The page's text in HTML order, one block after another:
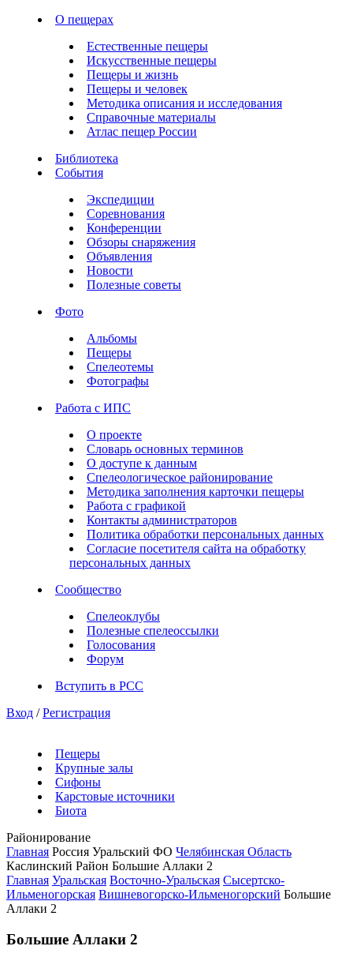
О пещерах
Естественные пещеры
Искусственные пещеры
Пещеры и жизнь
Пещеры и человек
Методика описания и исследования
Справочные материалы
Атлас пещер России
Библиотека
События
Экспедиции
Соревнования
Конференции
Обзоры снаряжения
Объявления
Новости
Полезные советы
Фото
Альбомы
Пещеры
Спелеотемы
Фотографы
Работа с ИПС
О проекте
Словарь основных терминов
О доступе к данным
Спелеологическое районирование
Методика заполнения карточки пещеры
Работа с графикой
Контакты администраторов
Политика обработки персональных данных
Согласие посетителя сайта на обработку
персональных данных
Сообщество
Спелеоклубы
Полезные спелеоссылки
Голосования
Форум
Вступить в РСС
Вход / Регистрация
Пещеры
Крупные залы
Сифоны
Карстовые источники
Биота
Районирование
Главная Россия Уральский ФО Челябинская Область
Каслинский Район Большие Аллаки 2
Главная Уральская Восточно-Уральская Сысертско-
Ильменогорская Вишневогорско-Ильменогорский Большие
Аллаки 2
Большие Аллаки 2